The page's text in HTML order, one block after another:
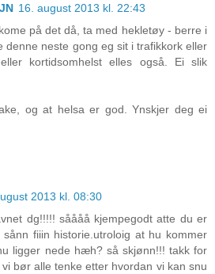
16. august 2013 kl. 22:43
på det då, ta med hekletøy - berre i
denne neste gong eg sit i trafikkork eller
kortidsomhelst elles også. Ei slik
og at helsa er god. Ynskjer deg ei
2013 kl. 08:30
dg!!!!! såååå kjempegodt atte du er
fiiin historie.utroloig at hu kommer
ligger nede hæh? så skjønn!!! takk for
bør alle tenke etter hvordan vi kan snu